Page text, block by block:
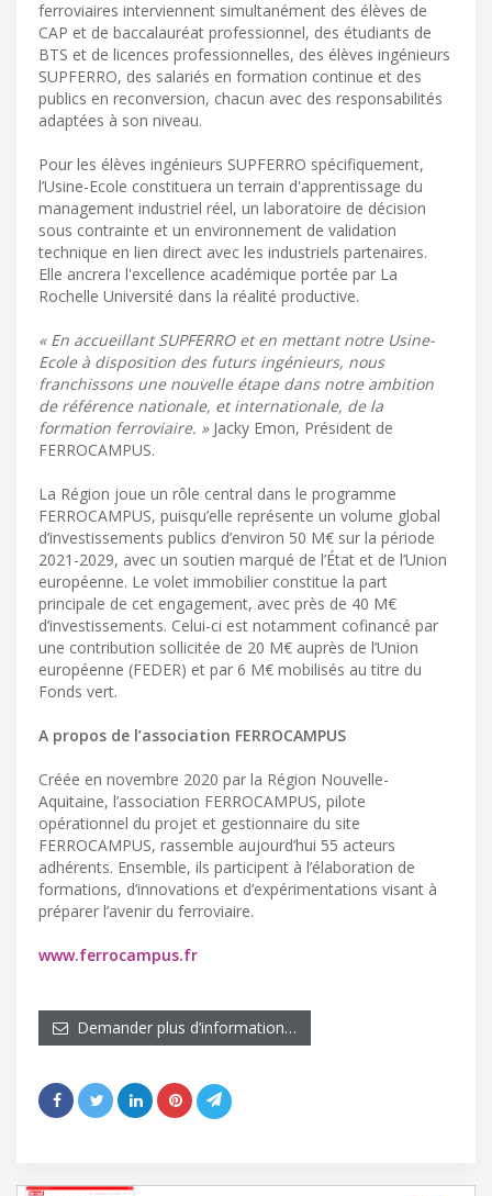
ferroviaires interviennent simultanément des élèves de
CAP et de baccalauréat professionnel, des étudiants de
BTS et de licences professionnelles, des élèves ingénieurs
SUPFERRO, des salariés en formation continue et des
publics en reconversion, chacun avec des responsabilités
adaptées à son niveau.
Pour les élèves ingénieurs SUPFERRO spécifiquement,
l’Usine-Ecole constituera un terrain d'apprentissage du
management industriel réel, un laboratoire de décision
sous contrainte et un environnement de validation
technique en lien direct avec les industriels partenaires.
Elle ancrera l'excellence académique portée par La
Rochelle Université dans la réalité productive.
« En accueillant SUPFERRO et en mettant notre Usine-
Ecole à disposition des futurs ingénieurs, nous
franchissons une nouvelle étape dans notre ambition
de référence nationale, et internationale, de la
formation ferroviaire. »Jacky Emon, Président de
FERROCAMPUS.
La Région joue un rôle central dans le programme
FERROCAMPUS, puisqu’elle représente un volume global
d’investissements publics d’environ 50 M€ sur la période
2021-2029, avec un soutien marqué de l’État et de l’Union
européenne. Le volet immobilier constitue la part
principale de cet engagement, avec près de 40 M€
d’investissements. Celui-ci est notamment cofinancé par
une contribution sollicitée de 20 M€ auprès de l’Union
européenne (FEDER) et par 6 M€ mobilisés au titre du
Fonds vert.
A propos de l’association FERROCAMPUS
Créée en novembre 2020 par la Région Nouvelle-
Aquitaine, l’association FERROCAMPUS, pilote
opérationnel du projet et gestionnaire du site
FERROCAMPUS, rassemble aujourd’hui 55 acteurs
adhérents. Ensemble, ils participent à l’élaboration de
formations, d’innovations et d’expérimentations visant à
préparer l’avenir du ferroviaire.
www.ferrocampus.fr
Demander plus d’information…